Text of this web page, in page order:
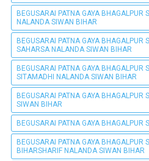
BEGUSARAI PATNA GAYA BHAGALPUR
NALANDA SIWAN BIHAR
BEGUSARAI PATNA GAYA BHAGALPUR
SAHARSA NALANDA SIWAN BIHAR
BEGUSARAI PATNA GAYA BHAGALPUR
SITAMADHI NALANDA SIWAN BIHAR
BEGUSARAI PATNA GAYA BHAGALPUR
SIWAN BIHAR
BEGUSARAI PATNA GAYA BHAGALPUR
BEGUSARAI PATNA GAYA BHAGALPUR
BIHARSHARIF NALANDA SIWAN BIHAR